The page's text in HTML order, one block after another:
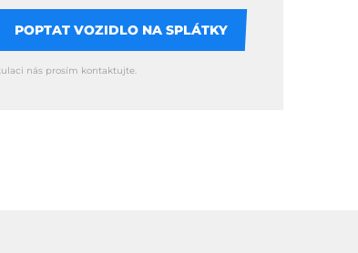
POPTAT VOZIDLO NA SPLÁTKY
nás prosím kontaktujte.